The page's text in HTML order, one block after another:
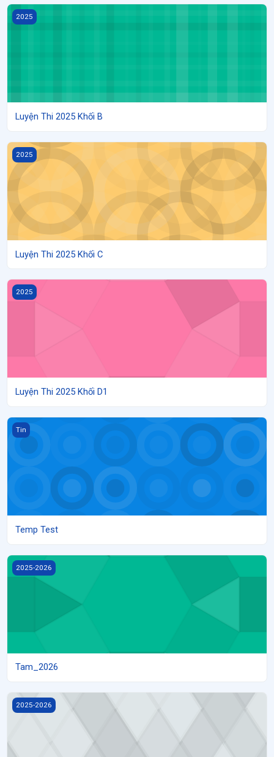
Luyện Thi 2025 Khối B
2025
Luyện Thi 2025 Khối B
Luyện Thi 2025 Khối C
2025
Luyện Thi 2025 Khối C
Luyện Thi 2025 Khối D1
2025
Luyện Thi 2025 Khối D1
Temp Test
Tin
Temp Test
Tam_2026
2025-2026
Tam_2026
Kiểm Thứ - KT2 2026 - Toàn bộ Câu hỏi
2025-2026